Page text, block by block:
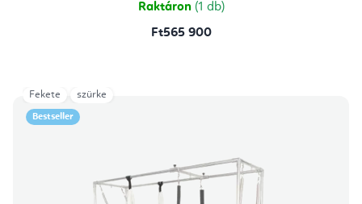
Raktáron (1 db)
Ft565 900
Bestseller
Fekete szürke